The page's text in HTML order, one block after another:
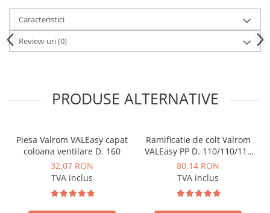
Sisteme evaporative de climatizare
Ventilatoare pentru baie
Recuperatoare de caldura
Instalatii de apa si canalizare
Alimentare cu apa
Canalizare interioara
Caracteristici
Review-uri(0)
PRODUSE ALTERNATIVE
Piesa Valrom VALEasy capat
coloana ventilare D. 160
32,07 RON
TVA inclus
Ramificatie de colt Valrom
VALEasy PP D. 110/110/110
67grd
80,14 RON
TVA inclus